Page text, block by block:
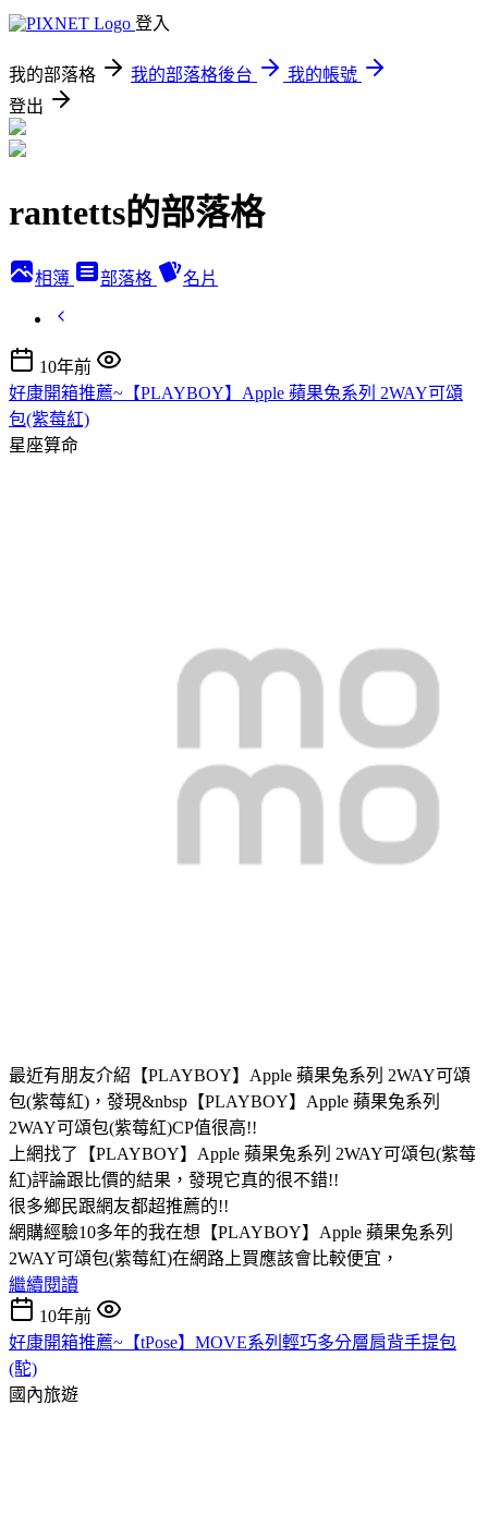
登入
我的部落格 我的部落格後台
我的帳號
登出
rantetts的部落格
相簿 部落格 名片
10年前
好康開箱推薦~【PLAYBOY】Apple 蘋果兔系列 2WAY可頌
包(紫莓紅)
星座算命
最近有朋友介紹【PLAYBOY】Apple 蘋果兔系列 2WAY可頌
包(紫莓紅)，發現&nbsp【PLAYBOY】Apple 蘋果兔系列
2WAY可頌包(紫莓紅)CP值很高!!
上網找了【PLAYBOY】Apple 蘋果兔系列 2WAY可頌包(紫莓
紅)評論跟比價的結果，發現它真的很不錯!!
很多鄉民跟網友都超推薦的!!
網購經驗10多年的我在想【PLAYBOY】Apple 蘋果兔系列
2WAY可頌包(紫莓紅)在網路上買應該會比較便宜，
繼續閱讀
10年前
好康開箱推薦~【tPose】MOVE系列輕巧多分層肩背手提包
(駝)
國內旅遊